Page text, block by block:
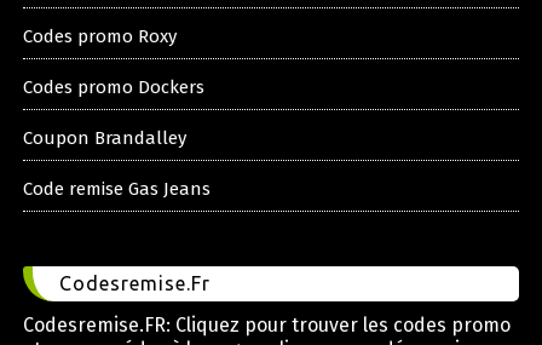
Codes promo Roxy
Codes promo Dockers
Coupon Brandalley
Code remise Gas Jeans
Codesremise.Fr
Codesremise.FR: Cliquez pour trouver les codes promo